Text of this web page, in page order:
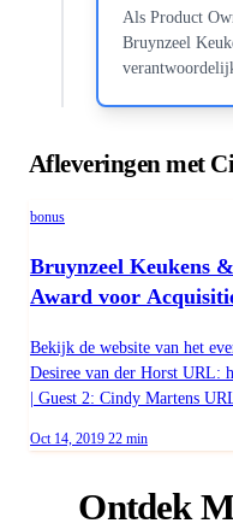
Als Product
Bruynzeel
optimaliseren. Doorontwikkeling en optimalisatie
partnerbeleid van de
automation
In kaart
Afleveringen met
bonus
Bruynzeel Keukens
Award voor
Bekijk de website van het
Desiree van der Horst URL:
| Guest 2: Cindy Martens
Published on
Oct 14, 2019 Duration:
22 min
Ontdek